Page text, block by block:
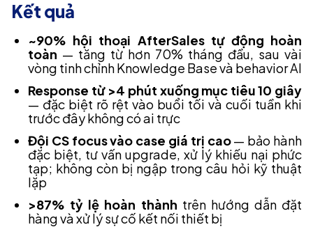
Kết quả
~90% hội thoại AfterSales tự động hoàn
toàn — tăng từ hơn 70% tháng đầu, sau vài
vòng tinh chỉnh Knowledge Base và behavior AI
Response từ >4 phút xuống mục tiêu 10 giây
— đặc biệt rõ rệt vào buổi tối và cuối tuần khi
trước đây không có ai trực
Đội CS focus vào case giá trị cao— bảo hành
đặc biệt, tư vấn upgrade, xử lý khiếu nại phức
tạp; không còn bị ngập trong câu hỏi kỹ thuật
lặp
>87% tỷ lệ hoàn thành trên hướng dẫn đặt
hàng và xử lý sự cố kết nối thiết bị